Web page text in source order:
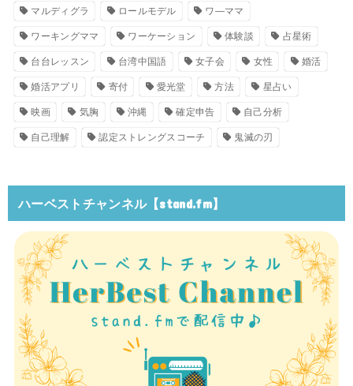
マルディグラ ロールモデル ワ―ママ
ワーキングママ ワーケーション 体験談 占星術
台台レッスン 台湾中国語 女子会 女性 婚活
婚活アプリ 寄付 愛光堂 方法 星占い
映画 気胸 沖縄 確定申告 自己分析
自己理解 認定ストレングスコーチ 鬼滅の刃
ハーベストチャンネル【stand.fm】